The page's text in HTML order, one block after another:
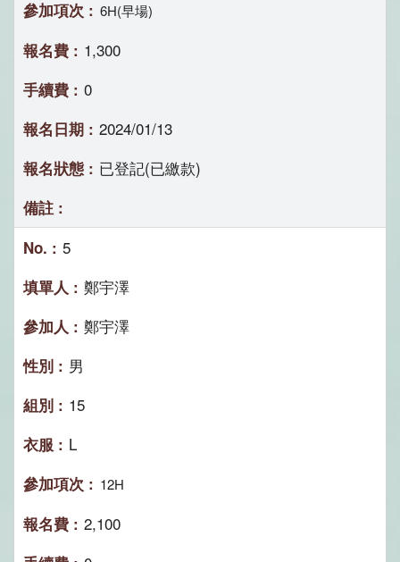
6H(早場)
1,300
0
2024/01/13
已登記(已繳款)
5
鄭宇澤
鄭宇澤
男
15
L
12H
2,100